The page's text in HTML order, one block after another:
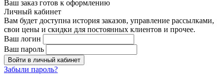
Ваш заказ готов к оформлению
Личный кабинет
Вам будет доступна история заказов, управление рассылками,
свои цены и скидки для постоянных клиентов и прочее.
Ваш логин
Ваш пароль
Войти в личный кабинет
Забыли пароль?